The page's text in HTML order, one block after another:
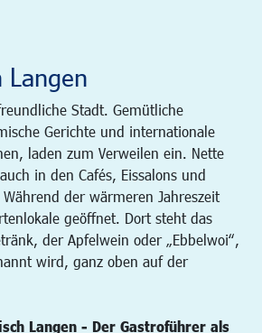
Langen
Stadt. Gemütliche
Gerichte und internationale
laden zum Verweilen ein. Nette
in den Cafés, Eissalons und
der wärmeren Jahreszeit
geöffnet. Dort steht das
der Apfelwein oder „Ebbelwoi“,
wird, ganz oben auf der
Langen - Der Gastroführer als